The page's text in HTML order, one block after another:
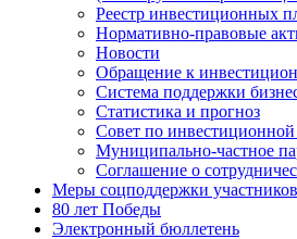
Реестр инвестиционных
Нормативно-правовые
Новости
Обращение к
Система поддержки
Статистика и прогноз
Совет по инвестиционной
Муниципально-частное
Соглашение о
Меры соцподдержки
80 лет Победы
Электронный бюллетень